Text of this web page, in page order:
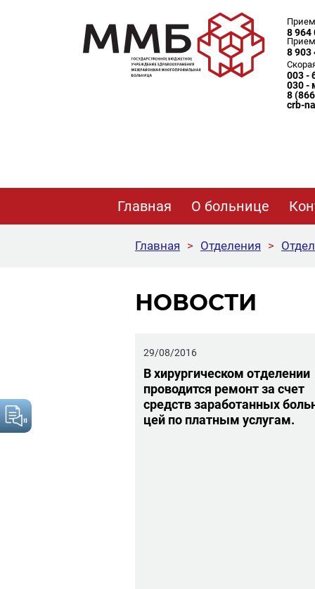
8 964
8 903
003 -
030 -
8
crb-
Главная О больнице
Главная > Отделения >
НОВОСТИ
29/08/2016
В хи­рур­ги­че­ском от­де­ле­нии
про­во­дит­ся ре­монт за счет
средств за­ра­бо­тан­ных
цей по плат­ным услу­гам.